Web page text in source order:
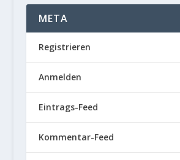
META
Registrieren
Anmelden
Eintrags-Feed
Kommentar-Feed